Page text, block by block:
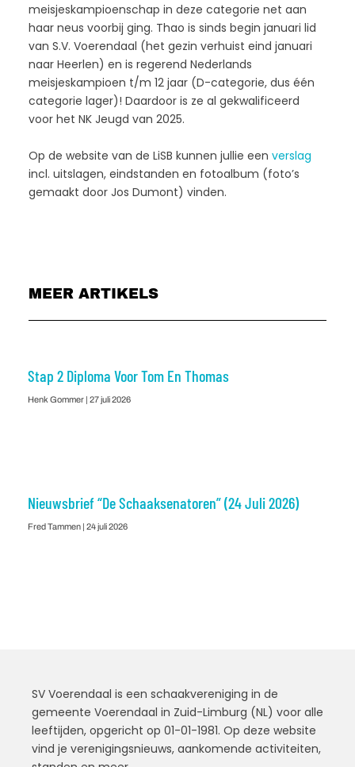
meisjeskampioenschap in deze categorie net aan
haar neus voorbij ging. Thao is sinds begin januari lid
van S.V. Voerendaal (het gezin verhuist eind januari
naar Heerlen) en is regerend Nederlands
meisjeskampioen t/m 12 jaar (D-categorie, dus één
categorie lager)! Daardoor is ze al gekwalificeerd
voor het NK Jeugd van 2025.
Op de website van de LiSB kunnen jullie een verslag
incl. uitslagen, eindstanden en fotoalbum (foto’s
gemaakt door Jos Dumont) vinden.
MEER ARTIKELS
Stap 2 Diploma Voor Tom En Thomas
Henk Gommer 27 juli 2026
Nieuwsbrief “De Schaaksenatoren” (24 Juli 2026)
Fred Tammen 24 juli 2026
SV Voerendaal is een schaakvereniging in de
gemeente Voerendaal in Zuid-Limburg (NL) voor alle
leeftijden, opgericht op 01-01-1981. Op deze website
vind je verenigingsnieuws, aankomende activiteiten,